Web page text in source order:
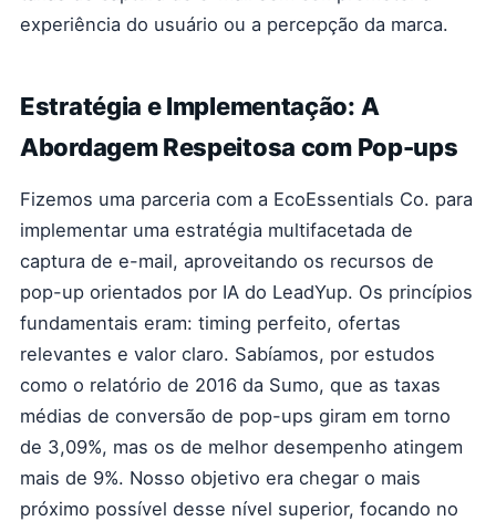
experiência do usuário ou a percepção da marca.
Estratégia e Implementação: A
Abordagem Respeitosa com Pop-ups
Fizemos uma parceria com a EcoEssentials Co. para
implementar uma estratégia multifacetada de
captura de e-mail, aproveitando os recursos de
pop-up orientados por IA do LeadYup. Os princípios
fundamentais eram: timing perfeito, ofertas
relevantes e valor claro. Sabíamos, por estudos
como o relatório de 2016 da Sumo, que as taxas
médias de conversão de pop-ups giram em torno
de 3,09%, mas os de melhor desempenho atingem
mais de 9%. Nosso objetivo era chegar o mais
próximo possível desse nível superior, focando no